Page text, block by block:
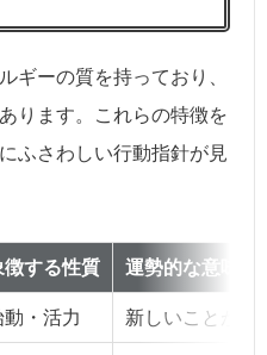
ギーの質を持っており、
ります。これらの特徴を
ふさわしい行動指針が見
徴する性質 運勢的な意味合
動・活力 新しいことが芽